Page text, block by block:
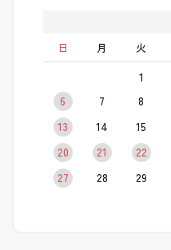
日
月 火
1
6
7 8
13
14 15
20
21 22
27
28 29